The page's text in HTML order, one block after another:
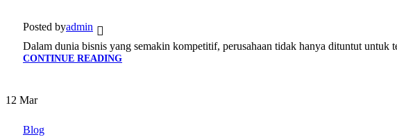
Posted byadmin
Dalam dunia bisnis yang semakin kompetitif, perusahaan tidak hanya dituntut untuk
CONTINUE READING
12 Mar
Blog